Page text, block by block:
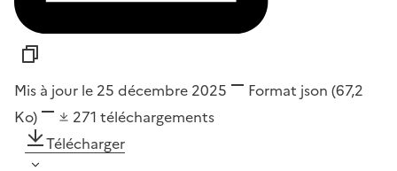
Mis à jour le 25 décembre 2025 Format json (67,2
Ko)
271 téléchargements
Télécharger